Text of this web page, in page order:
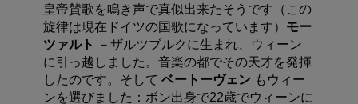
皇帝賛歌を鳴き声で真似出来たそうです（この
旋律は現在ドイツの国歌になっています） モー
ツァルト
－ザルツブルクに生まれ、ウィーン
に引っ越しました。音楽の都でその天才を発揮
したのです。そして ベートーヴェン もウィー
ンを選びました：ボン出身で22歳でウィーンに